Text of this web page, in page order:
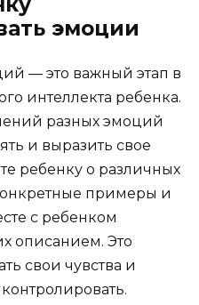
эмоции
— это важный этап в
интеллекта ребенка.
разных эмоций
и выразить свое
ребенку о различных
примеры и
с ребенком
описанием. Это
свои чувства и